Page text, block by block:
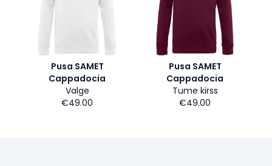
Pusa SAMET
Cappadocia
Valge
€49.00
Pusa SAMET
Cappadocia
Tume kirss
€49.00